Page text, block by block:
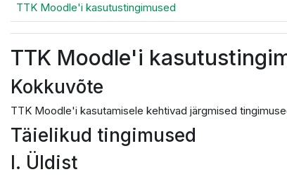
TTK Moodle'i kasutustingimused
TTK Moodle'i
Kokkuvõte
TTK Moodle'i kasutamisele kehtivad järgmised
Täielikud tingimused
I. Üldist